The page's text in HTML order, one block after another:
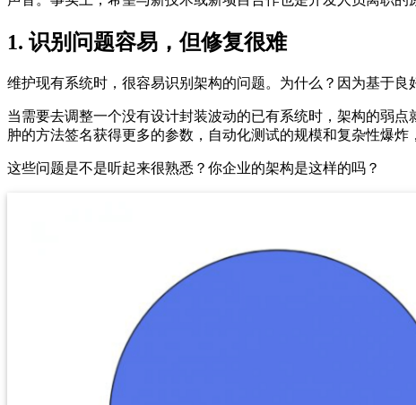
1. 识别问题容易，但修复很难
维护现有系统时，很容易识别架构的问题。为什么？因为基于良
当需要去调整一个没有设计封装波动的已有系统时，架构的弱
肿的方法签名获得更多的参数，自动化测试的规模和复杂性爆炸
这些问题是不是听起来很熟悉？你企业的架构是这样的吗？